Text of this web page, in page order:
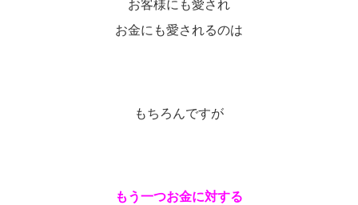
お客様にも愛され
お金にも愛されるのは
もちろんですが
もう一つお金に対する